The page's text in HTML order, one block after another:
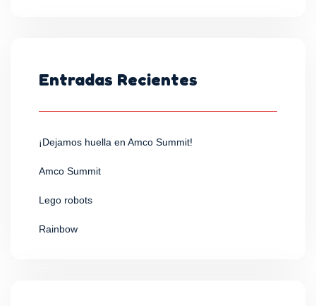
Entradas Recientes
¡Dejamos huella en Amco Summit!
Amco Summit
Lego robots
Rainbow